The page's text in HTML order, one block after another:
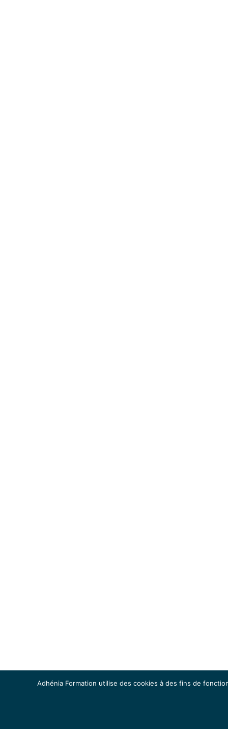
Adhénia Formation utilise des cookies à des fins de